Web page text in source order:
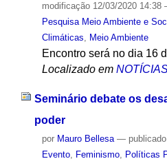
modificação12/03/2020 14:38
Pesquisa Meio Ambiente e
Climáticas, Meio Ambiente
Encontro será no dia 16
Localizado em
Seminário debate os
poder
por Mauro Bellesa — publicado
Evento, Feminismo, Políticas